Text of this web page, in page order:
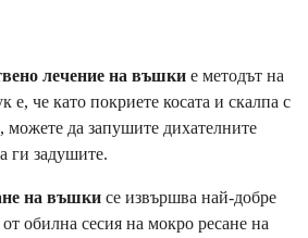
лечение на въшки е методът на
е, че като покриете косата и скалпа с
можете да запушите дихателните
ги задушите.
на въшки се извършва най-добре
обилна сесия на мокро ресане на